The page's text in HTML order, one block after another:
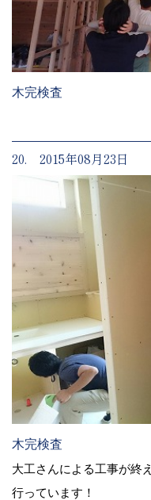
木完検査
20. 2015年08月23日
木完検査
大工さんによる工事が終
行っています！